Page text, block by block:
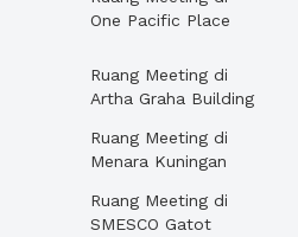
One Pacific Place
Ruang Meeting di
Artha Graha Building
Ruang Meeting di
Menara Kuningan
Ruang Meeting di
SMESCO Gatot